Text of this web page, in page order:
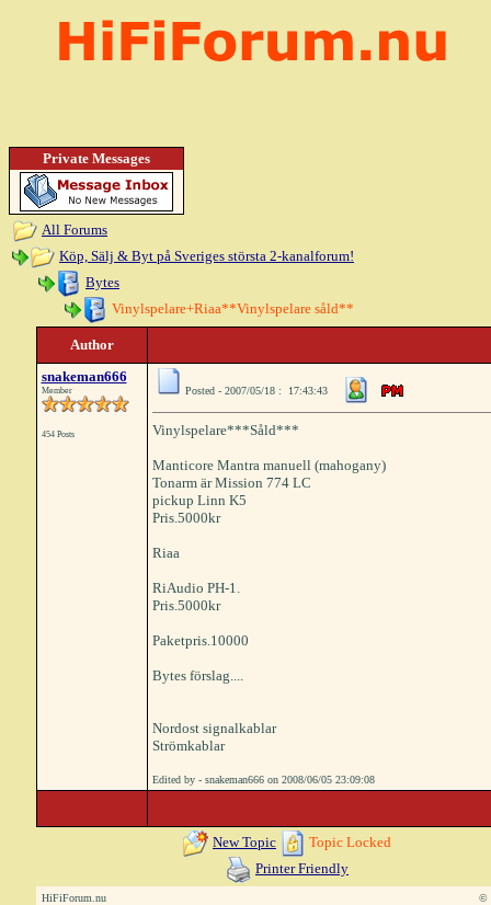
Private Messages
All Forums
Köp, Sälj & Byt på Sveriges största 2-kanalforum!
Bytes
Vinylspelare+Riaa**Vinylspelare såld**
Author
snakeman666
Member
454 Posts
Posted - 2007/05/18 : 17:43:43
Vinylspelare***Såld***
Manticore Mantra manuell (mahogany)
Tonarm är Mission 774 LC
pickup Linn K5
Pris.5000kr
Riaa
RiAudio PH-1.
Pris.5000kr
Paketpris.10000
Bytes förslag....
Nordost signalkablar
Strömkablar
Edited by - snakeman666 on 2008/06/05 23:09:08
New Topic
Topic Locked
Printer Friendly
HiFiForum.nu ©